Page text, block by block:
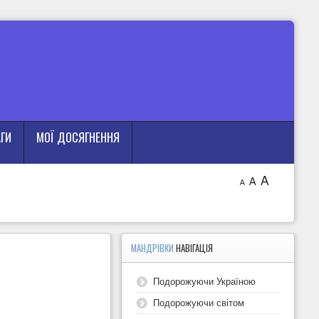
МОЇ ДОСЯГНЕННЯ
A A A
МАНДРІВКИНАВІГАЦІЯ
Подорожуючи Україною
Подорожуючи світом